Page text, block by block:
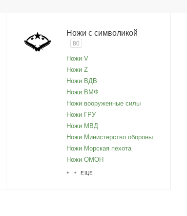
Ножи с символикой
80
Ножи V
Ножи Z
Ножи ВДВ
Ножи ВМФ
Ножи вооруженные силы
Ножи ГРУ
Ножи МВД
Ножи Министерство обороны
Ножи Морская пехота
Ножи ОМОН
+ + ЕЩЕ